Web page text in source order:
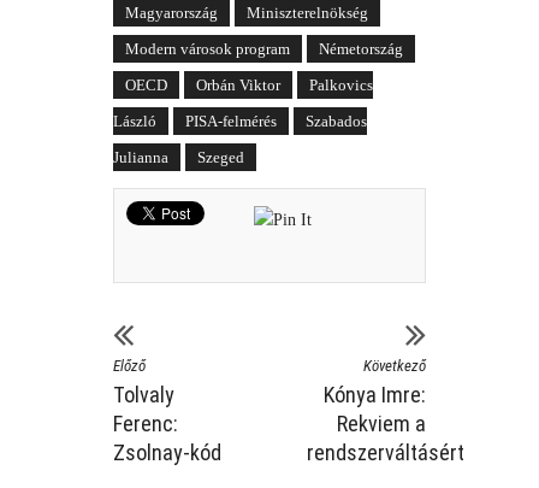
Magyarország
Miniszterelnökség
Modern városok program
Németország
OECD
Orbán Viktor
Palkovics
László
PISA-felmérés
Szabados
Julianna
Szeged
Előző
Tolvaly
Ferenc:
Zsolnay-kód
Következő
Kónya Imre:
Rekviem a
rendszerváltásért